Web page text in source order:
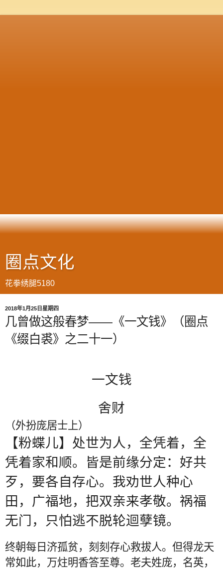
圈点文化
花拳绣腿5180
2018年1月25日星期四
几曾做这般春梦——《一文钱》（圈点
《缀白裘》之二十一）
一文钱
舍财
（外扮庞居士上）
【粉蝶儿】处世为人，全凭着，全
凭着家和顺。皆是前缘分定：好共
歹，要各自存心。我劝世人种心
田，广福地，把双亲来孝敬。祸福
无门，只怕逃不脱轮迴孽镜。
终朝每日济孤贫，刻刻存心救拔人。但得龙天
常如此，万炷明香答至尊。老夫姓庞，名英，